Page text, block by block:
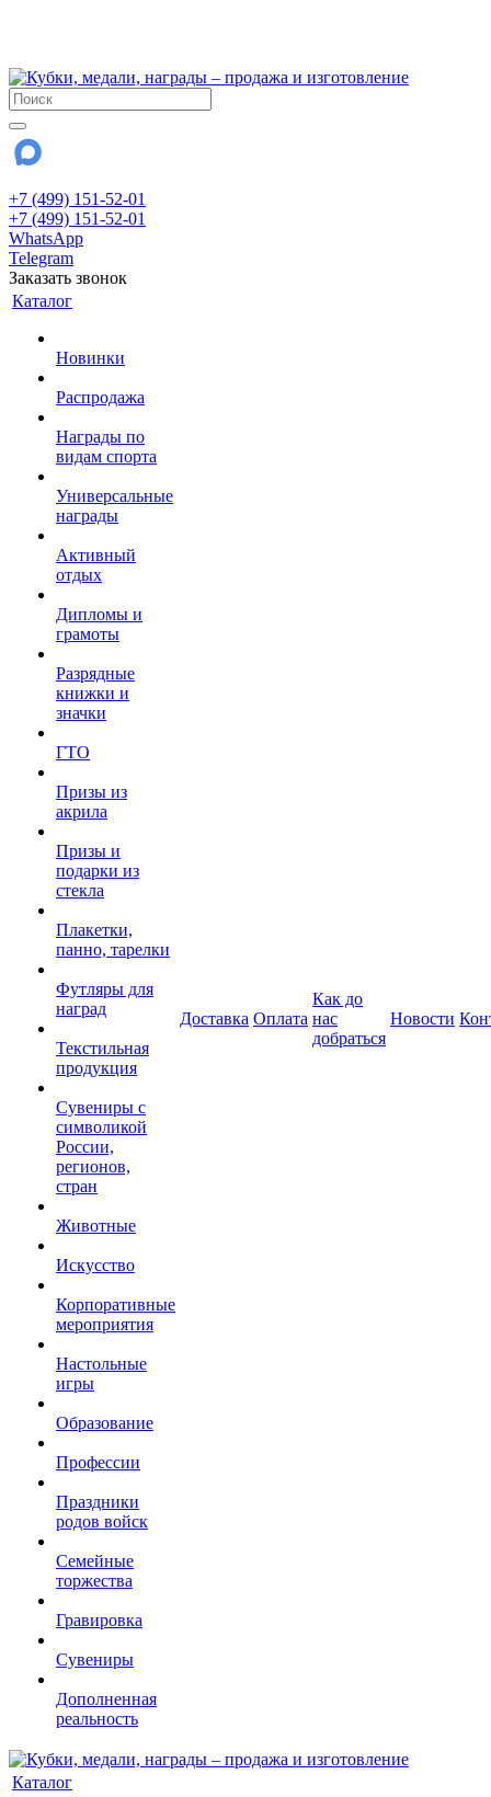
+7 (499) 151-52-01
+7 (499) 151-52-01
WhatsApp
Telegram
Заказать звонок
Каталог
Новинки
Распродажа
Награды по
видам спорта
Универсальные
награды
Активный
отдых
Дипломы и
грамоты
Разрядные
книжки и
значки
ГТО
Призы из
акрила
Призы и
подарки из
стекла
Плакетки,
панно, тарелки
Футляры для
наград
Текстильная
продукция
Сувениры с
символикой
России,
регионов,
стран
Животные
Искусство
Корпоративные
мероприятия
Настольные
игры
Образование
Профессии
Праздники
родов войск
Семейные
торжества
Гравировка
Сувениры
Дополненная
реальность
Доставка Оплата
Как до
нас
добраться
Новости
Каталог